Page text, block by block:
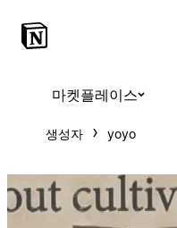
마켓플레이스
생성자 yoyo